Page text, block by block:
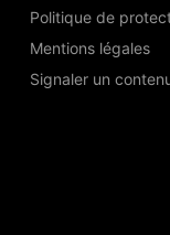
Politique de
Mentions légales
Signaler un